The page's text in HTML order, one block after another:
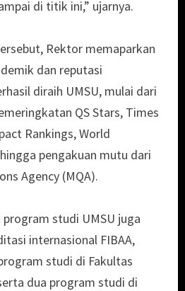
di titik ini,” ujarnya.
Rektor memaparkan
dan reputasi
diraih UMSU, mulai dari
QS Stars, Times
Rankings, World
pengakuan mutu dari
Agency (MQA).
studi UMSU juga
internasional FIBAA,
studi di Fakultas
dua program studi di